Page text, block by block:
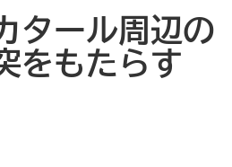
タール周辺の
をもたらす